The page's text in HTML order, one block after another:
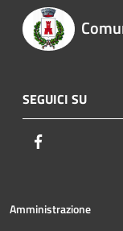
SEGUICI SU
Amministrazione